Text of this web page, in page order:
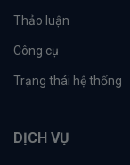
Thảo luận
Công cụ
Trạng thái hệ thống
DỊCH VỤ